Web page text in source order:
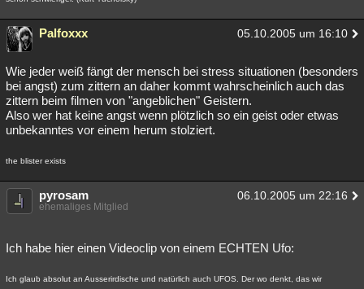
Palfoxxx 05.10.2005 um 16:10
Wie jeder weiß fängt der mensch bei stress situationen (besonders
bei angst) zum zittern an daher kommt wahrscheinlich auch das
zittern beim filmen von "angeblichen" Geistern.
Also wer hat keine angst wenn plötzlich so ein geist oder etwas
unbekanntes vor einem herum stolziert.
the blister exists
pyrosam 06.10.2005 um 22:16
ehemaliges Mitglied
Ich habe hier einen Videoclip von einem ECHTEN Ufo:
Ich glaub absolut an Ausserirdische und natürlich auch UFOS. Der wo denkt, das wir